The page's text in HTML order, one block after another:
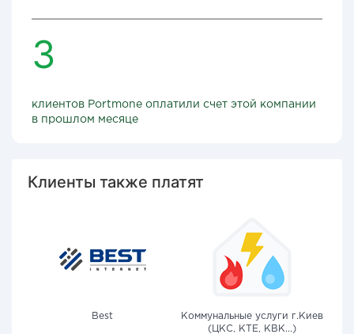
3
клиентов Portmone оплатили счет этой компании
в прошлом месяце
Клиенты также платят
Best
Коммунальные услуги г.Киев
(ЦКС, КТЕ, КВК...)